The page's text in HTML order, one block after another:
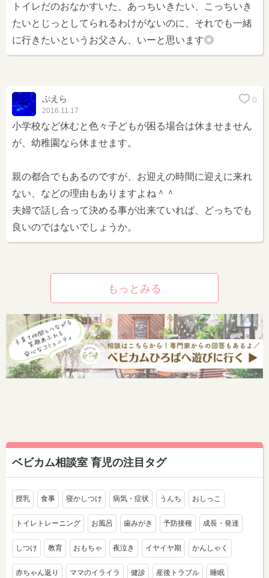
トイレだのおなかすいた、あっちいきたい、こっちいき
たいとじっとしてられるわけがないのに、それでも一緒
に行きたいというお父さん、いーと思います◎
ぷえら
2016.11.17
0
小学校など休むと色々子どもが困る場合は休ませません
が、幼稚園なら休ませます。
親の都合でもあるのですが、お迎えの時間に迎えに来れ
ない、などの理由もありますよね＾＾
夫婦で話し合って決める事が出来ていれば、どっちでも
良いのではないでしょうか。
もっとみる
ベビカム相談室 育児の注目タグ
授乳 食事 寝かしつけ 病気・症状 うんち おしっこ
トイレトレーニング お風呂 歯みがき 予防接種 成長・発達
しつけ 教育 おもちゃ 夜泣き イヤイヤ期 かんしゃく
赤ちゃん返り ママのイライラ 健診 産後トラブル 睡眠